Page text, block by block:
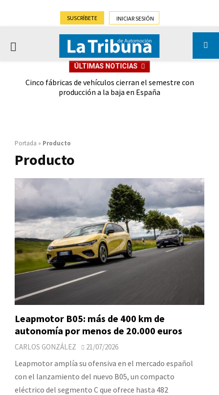
SUSCRÍBETE INICIAR SESIÓN
PRIMARY
ÚLTIMAS NOTICIAS
Cinco fábricas de vehículos cierran el semestre con
producción a la baja en España
Portada » Producto
Producto
Leapmotor B05: más de 400 km de
autonomía por menos de 20.000 euros
CARLOS GONZÁLEZ 21/07/2026
Leapmotor amplía su ofensiva en el mercado español
con el lanzamiento del nuevo B05, un compacto
eléctrico del segmento C que ofrece hasta 482